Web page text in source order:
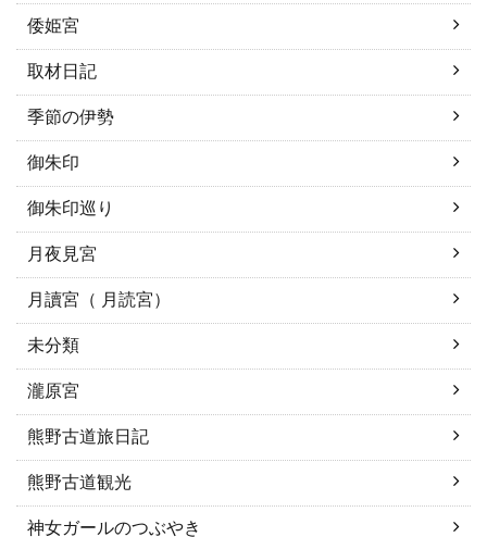
倭姫宮
取材日記
季節の伊勢
御朱印
御朱印巡り
月夜見宮
月讀宮（ 月読宮）
未分類
瀧原宮
熊野古道旅日記
熊野古道観光
神女ガールのつぶやき